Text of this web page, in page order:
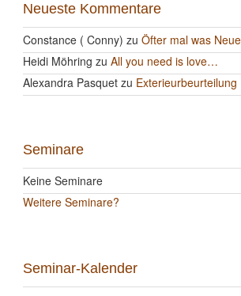
Neueste Kommentare
Constance ( Conny) zu Öfter mal was
Heidi Möhring zu All you need is love…
Alexandra Pasquetzu Exterieurbeurteilung
Seminare
Keine Seminare
Weitere Seminare?
Seminar-Kalender